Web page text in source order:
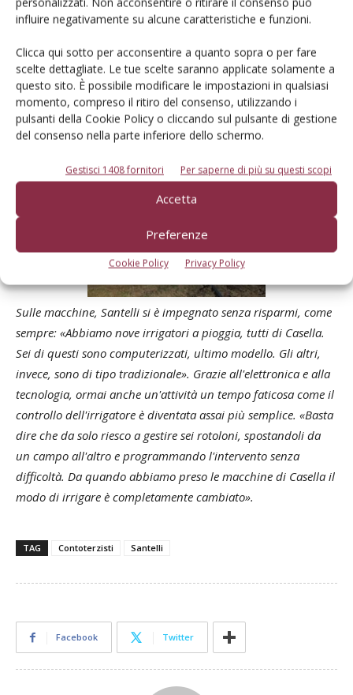
influire negativamente su alcune caratteristiche e funzioni.
Clicca qui sotto per acconsentire a quanto sopra o per fare
scelte dettagliate. Le tue scelte saranno applicate solamente a
questo sito. È possibile modificare le impostazioni in qualsiasi
momento, compreso il ritiro del consenso, utilizzando i
pulsanti della Cookie Policy o cliccando sul pulsante di gestione
del consenso nella parte inferiore dello schermo.
Gestisci 1408 fornitori Per saperne di più su questi scopi
Accetta
Preferenze
Cookie Policy Privacy Policy
John Deere.
Un altro settore su cui Santelli punta è l'irrigazione: sia per i
propri terreni, sia a servizio degli agricoltori che non riescono
a effettuarla. «L'irrigazione è spesso sottovalutata ma è
fondamentale. Se si sbaglia, si compromette il raccolto, per
questo occorre dedicarvi attenzione e anche macchine
adeguate».
Sulle macchine, Santelli si è impegnato senza risparmi, come
sempre: «Abbiamo nove irrigatori a pioggia, tutti di Casella.
Sei di questi sono computerizzati, ultimo modello. Gli altri,
invece, sono di tipo tradizionale». Grazie all'elettronica e alla
tecnologia, ormai anche un'attività un tempo faticosa come il
controllo dell'irrigatore è diventata assai più semplice. «Basta
dire che da solo riesco a gestire sei rotoloni, spostandoli da
un campo all'altro e programmando l'intervento senza
difficoltà. Da quando abbiamo preso le macchine di Casella il
modo di irrigare è completamente cambiato».
TAG Contoterzisti Santelli
Facebook Twitter